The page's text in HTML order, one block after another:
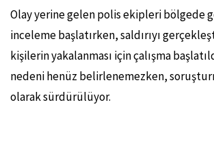
Olay yerine gelen polis ekipleri bölgede
inceleme başlatırken, saldırıyı
kişilerin yakalanması için çalışma
nedeni henüz belirlenemezken,
olarak sürdürülüyor.